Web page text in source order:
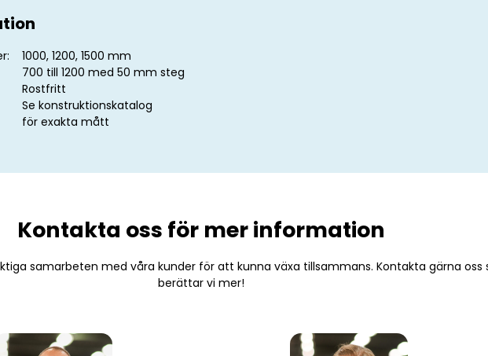
1000, 1200, 1500 mm
700 till 1200 med 50 mm steg
Rostfritt
Se konstruktionskatalog
för exakta mått
Kontakta oss för mer information
samarbeten med våra kunder för att kunna växa tillsammans. Kontakta gärna oss
berättar vi mer!